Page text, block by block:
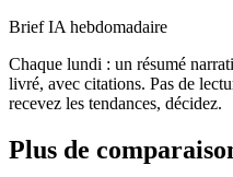
Brief IA hebdomadaire
Chaque lundi : un résumé
livré, avec citations. Pas de
recevez les tendances, décidez.
Plus de